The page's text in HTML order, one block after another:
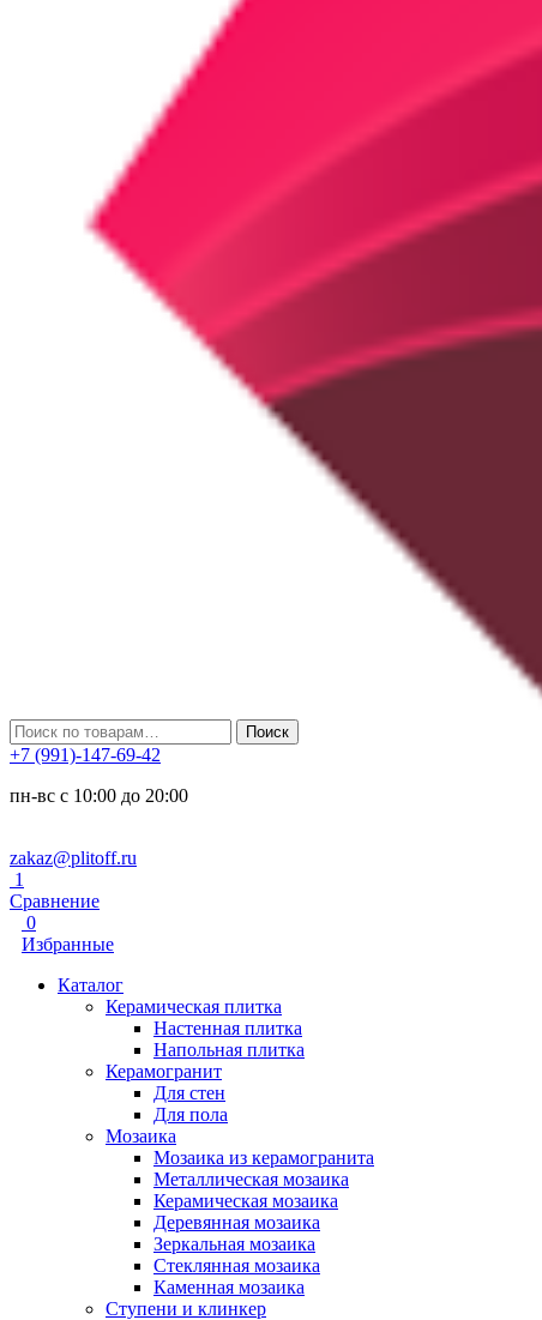
Искать: Поиск
+7 (991)-147-69-42
пн-вс с 10:00 до 20:00
zakaz@plitoff.ru
1
Сравнение
0
Избранные
Каталог
Керамическая плитка
Настенная плитка
Напольная плитка
Керамогранит
Для стен
Для пола
Мозаика
Мозаика из керамогранита
Металлическая мозаика
Керамическая мозаика
Деревянная мозаика
Зеркальная мозаика
Стеклянная мозаика
Каменная мозаика
Ступени и клинкер